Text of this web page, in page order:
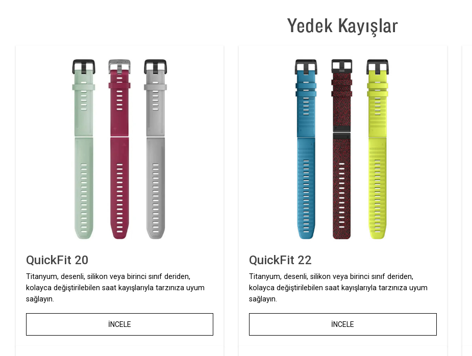
Yedek Kayışlar
QuickFit 20
Titanyum, desenli, silikon veya birinci sınıf deriden,
kolayca değiştirilebilen saat kayışlarıyla tarzınıza uyum
sağlayın.
İNCELE
QuickFit 22
Titanyum, desenli, silikon veya birinci sınıf deriden,
kolayca değiştirilebilen saat kayışlarıyla tarzınıza uyum
sağlayın.
İNCELE